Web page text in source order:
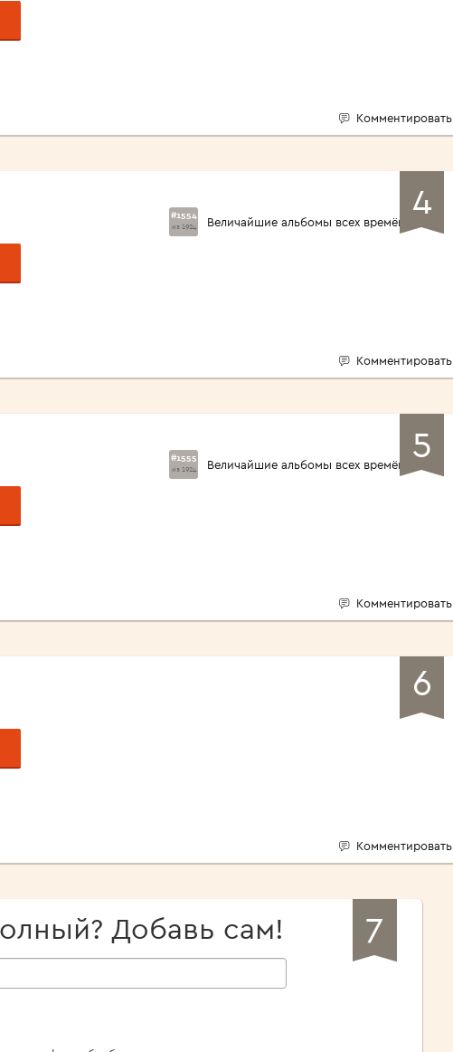
Комментировать
4
#1554
из 1924 Величайшие альбомы всех времён
Комментировать
5
#1555
из 1924 Величайшие альбомы всех времён
Комментировать
6
Комментировать
7
Добавь сам!